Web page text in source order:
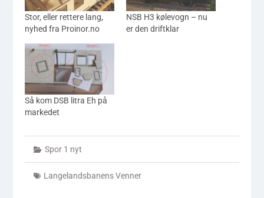
Stor, eller rettere lang,
nyhed fra Proinor.no
NSB H3 kølevogn – nu
er den driftklar
Så kom DSB litra Eh på
markedet
Spor 1 nyt
Langelandsbanens Venner